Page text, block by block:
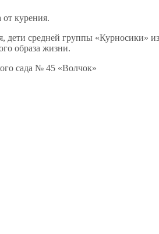
курения.
средней группы «Курносики»
образа жизни.
сада № 45 «Волчок»